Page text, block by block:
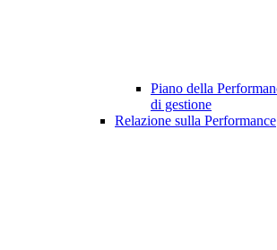
Piano della
di gestione
Relazione sulla Performance